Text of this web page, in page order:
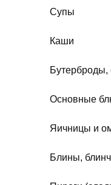
Супы
Каши
Бутерброды,
Основные
Яичницы и
Блины,